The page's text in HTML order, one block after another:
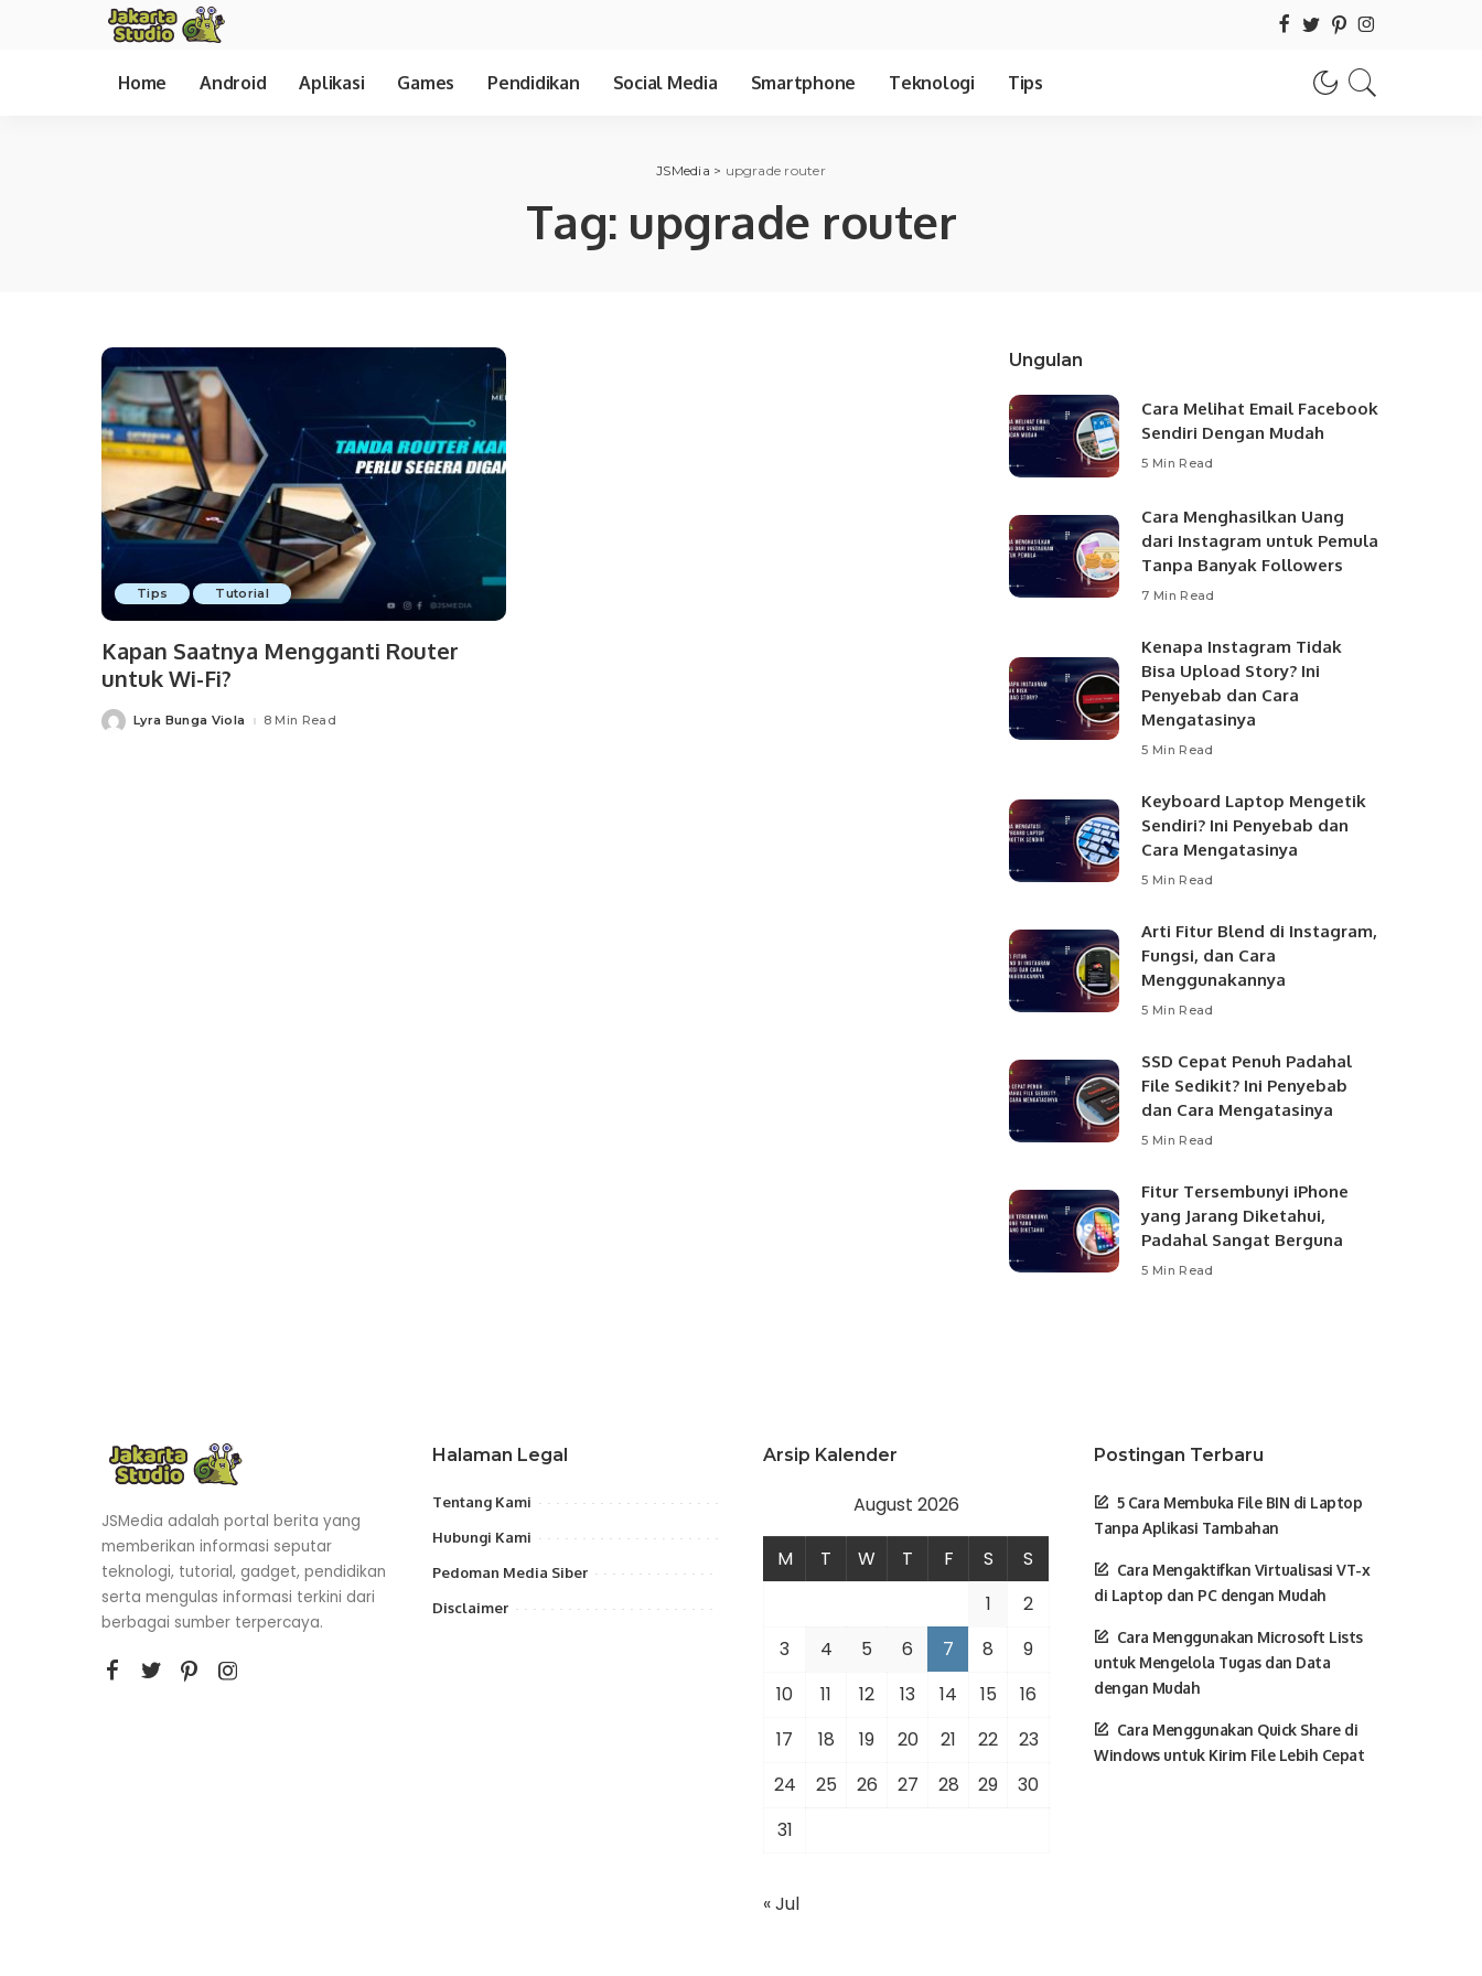
Home Android Aplikasi Games Pendidikan Social Media Smartphone Teknologi Tips
JSMedia > upgrade router
Tag: upgrade router
Tips Tutorial
Kapan Saatnya Mengganti Router
untuk Wi-Fi?
PostedLyra Bunga Viola 8 Min Read
Ungulan
Cara Melihat Email Facebook
Sendiri Dengan Mudah
5 Min Read
Cara Menghasilkan Uang
dari Instagram untuk Pemula
Tanpa Banyak Followers
7 Min Read
Kenapa Instagram Tidak
Bisa Upload Story? Ini
Penyebab dan Cara
Mengatasinya
5 Min Read
Keyboard Laptop Mengetik
Sendiri? Ini Penyebab dan
Cara Mengatasinya
5 Min Read
Arti Fitur Blend di Instagram,
Fungsi, dan Cara
Menggunakannya
5 Min Read
SSD Cepat Penuh Padahal
File Sedikit? Ini Penyebab
dan Cara Mengatasinya
5 Min Read
Fitur Tersembunyi iPhone
yang Jarang Diketahui,
Padahal Sangat Berguna
5 Min Read
JSMedia adalah portal berita yang
memberikan informasi seputar
teknologi, tutorial, gadget, pendidikan
serta mengulas informasi terkini dari
berbagai sumber terpercaya.
Halaman Legal
Tentang Kami
Hubungi Kami
Pedoman Media Siber
Disclaimer
Arsip Kalender
August 2026
M T W T F S
S
1
2
3
4 5 6 7 8
9
10
11 12 13 14 15
16
17
18 19 20 21 22
23
24
25 26 27 28 29
30
31
« Jul
Postingan Terbaru
5 Cara Membuka File BIN di Laptop
Tanpa Aplikasi Tambahan
Cara Mengaktifkan Virtualisasi VT-x
di Laptop dan PC dengan Mudah
Cara Menggunakan Microsoft Lists
untuk Mengelola Tugas dan Data
dengan Mudah
Cara Menggunakan Quick Share di
Windows untuk Kirim File Lebih Cepat